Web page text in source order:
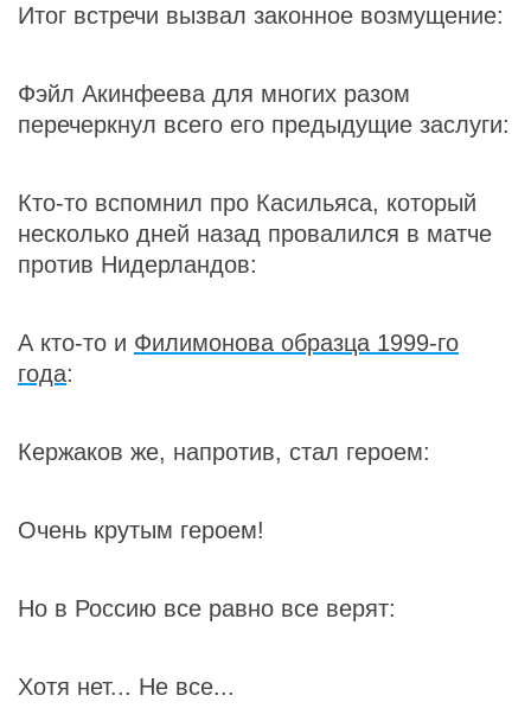
Итог встречи вызвал законное возмущение:
Фэйл Акинфеева для многих разом
перечеркнул всего его предыдущие заслуги:
Кто-то вспомнил про Касильяса, который
несколько дней назад провалился в матче
против Нидерландов:
А кто-то и Филимонова образца 1999-го
года:
Кержаков же, напротив, стал героем:
Очень крутым героем!
Но в Россию все равно все верят:
Хотя нет... Не все...